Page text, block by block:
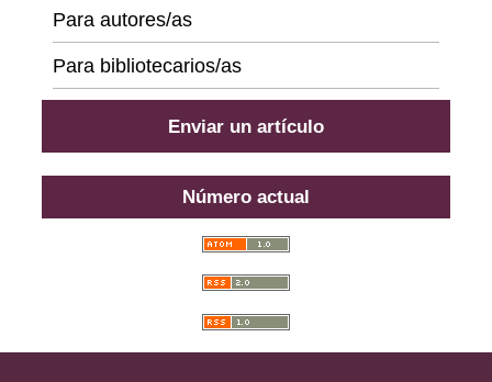
Para autores/as
Para bibliotecarios/as
Enviar un artículo
Número actual